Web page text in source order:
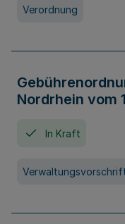
Verordnung
Nordrhein vom
In Kraft